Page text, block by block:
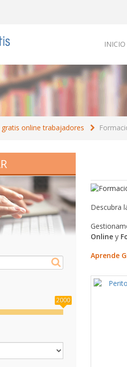
INICIO
gratis online trabajadores
Descubra
Online y
Aprende
2000